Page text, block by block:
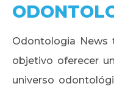
Odontologia News
objetivo oferecer
universo